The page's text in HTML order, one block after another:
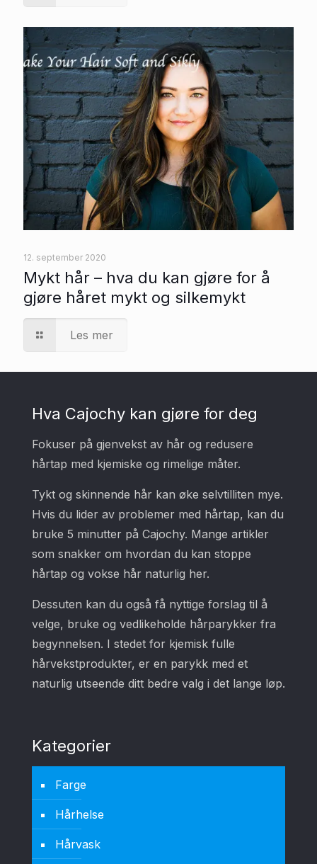
12. september 2020
Mykt hår – hva du kan gjøre for å
gjøre håret mykt og silkemykt
Les mer
Hva Cajochy kan gjøre for deg
Fokuser på gjenvekst av hår og redusere
hårtap med kjemiske og rimelige måter.
Tykt og skinnende hår kan øke selvtilliten mye.
Hvis du lider av problemer med hårtap, kan du
bruke 5 minutter på Cajochy. Mange artikler
som snakker om hvordan du kan stoppe
hårtap og vokse hår naturlig her.
Dessuten kan du også få nyttige forslag til å
velge, bruke og vedlikeholde hårparykker fra
begynnelsen. I stedet for kjemisk fulle
hårvekstprodukter, er en parykk med et
naturlig utseende ditt bedre valg i det lange løp.
Kategorier
Farge
Hårhelse
Hårvask